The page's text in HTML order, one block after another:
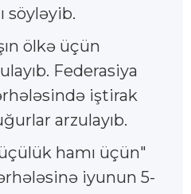
söyləyib.
ölkə üçün
Federasiya
iştirak
arzulayıb.
hamı üçün"
iyunun 5-